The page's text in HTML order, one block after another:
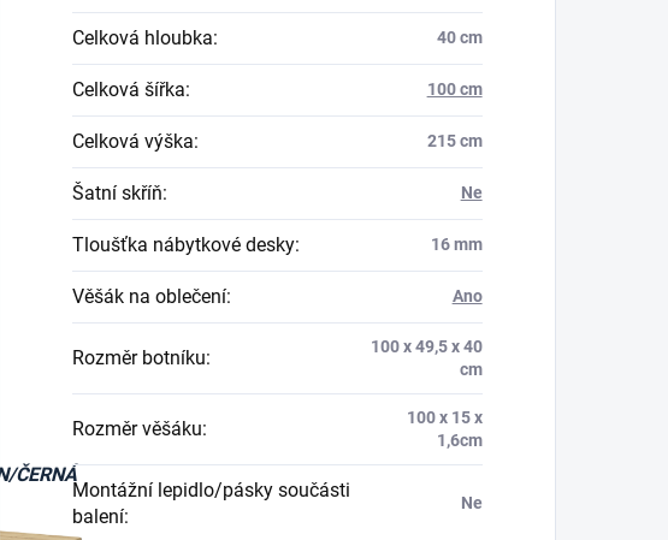
ČERNÁ
Celková hloubka: 40 cm
Celková šířka: 100 cm
Celková výška: 215 cm
Šatní skříň: Ne
Tloušťka nábytkové desky: 16 mm
Věšák na oblečení: Ano
Rozměr botníku:
100 x 49,5 x 40
cm
Rozměr věšáku:
100 x 15 x
1,6cm
Montážní lepidlo/pásky součásti
balení:
Ne